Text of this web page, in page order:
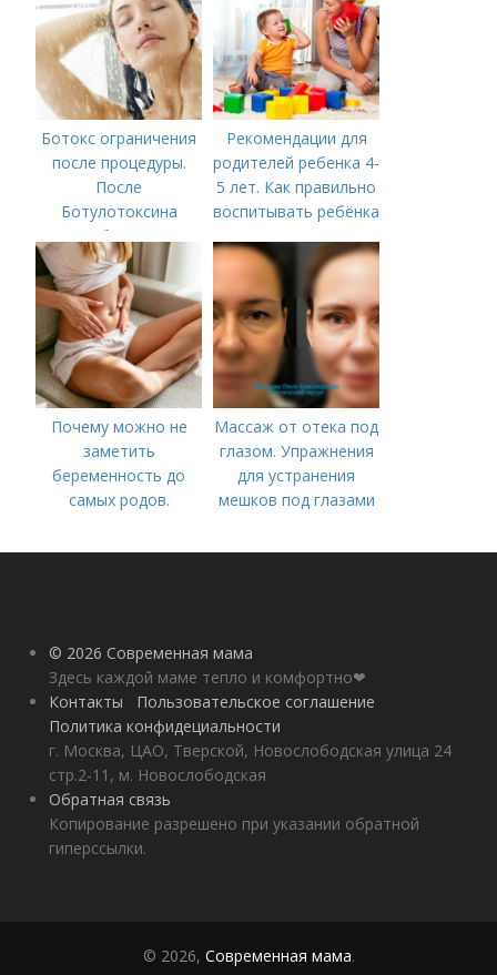
Ботокс ограничения
после процедуры.
После
Ботулотоксина
необходимо
Рекомендации для
родителей ребенка 4-
5 лет. Как правильно
воспитывать ребёнка
Почему можно не
заметить
беременность до
самых родов.
беременность: что
Массаж от отека под
глазом. Упражнения
для устранения
мешков под глазами
© 2026 Современная мама
Здесь каждой маме тепло и комфортно❤
Контакты
Пользовательское соглашение
Политика конфидециальности
г. Москва, ЦАО, Тверской, Новослободская улица 24
стр.2-11, м. Новослободская
Обратная связь
Копирование разрешено при указании обратной
гиперссылки.
© 2026, Современная мама.